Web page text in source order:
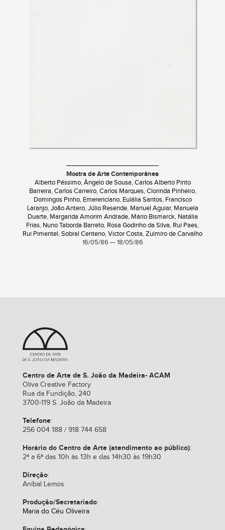
Mostra de Arte Contemporânea
Alberto Péssimo, Ângelo de Sousa, Carlos Alberto Pinto
Barreira, Carlos Carreiro, Carlos Marques, Clorinda Pinheiro,
Domingos Pinho, Emerenciano, Eulália Santos, Francisco
Laranjo, João Antero, Júlio Resende, Manuel Aguiar, Manuela
Duarte, Margarida Amorim Andrade, Mário Bismarck, Natália
Frias, Nuno Taborda Barreto, Rosa Godinho da Silva, Rui Paes,
Rui Pimentel, Sobral Centeno, Victor Costa, Zulmiro de Carvalho
16/05/86 — 18/05/86
Centro de Arte de S. João da Madeira- ACAM
Oliva Creative Factory
Rua da Fundição, 240
3700-119 S. João da Madeira
Telefone:
256 004 188 / 918 744 658
Horário do Centro de Arte (atendimento ao público):
2ª a 6ª das 10h às 13h e das 14h30 às 19h30
Direção:
Aníbal Lemos
Produção/Secretariado:
Maria do Céu Oliveira